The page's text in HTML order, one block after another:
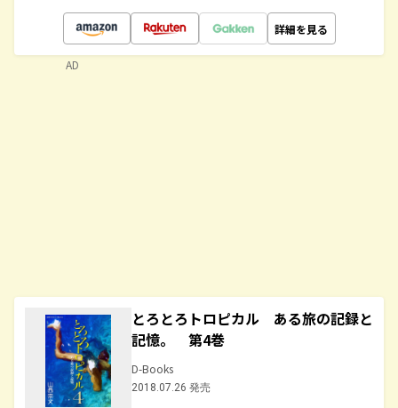
詳細を見る
とろとろトロピカル ある旅の記録と
記憶。 第4巻
D-Books
2018.07.26 発売
AD